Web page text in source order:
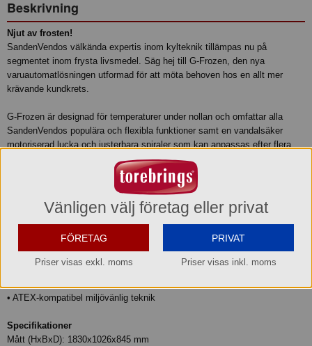
Beskrivning
Njut av frosten!
SandenVendos välkända expertis inom kylteknik tillämpas nu på
segmentet inom frysta livsmedel. Säg hej till G-Frozen, den nya
varuautomatlösningen utformad för att möta behoven hos en allt mer
krävande kundkrets.
G-Frozen är designad för temperaturer under nollan och omfattar alla
SandenVendos populära och flexibla funktioner samt en vandalsäker
motoriserad lucka och justerbara spiraler som kan anpassas efter flera
olika produkttyper och storlekar.
Perfekt automatiserad lösning för försäljning av frysta maträtter, glass
och andra frysta varor.
• Uppvärmd glasdörr med tre paneler för att undvika kondens
• Kall luftridå förhindrar värme från att tränga in i produkter
• ATEX-kompatibel miljövänlig teknik
Specifikationer
Mått (HxBxD): 1830x1026x845 mm
Vänligen välj företag eller privat
FÖRETAG
Priser visas exkl. moms
PRIVAT
Priser visas inkl. moms